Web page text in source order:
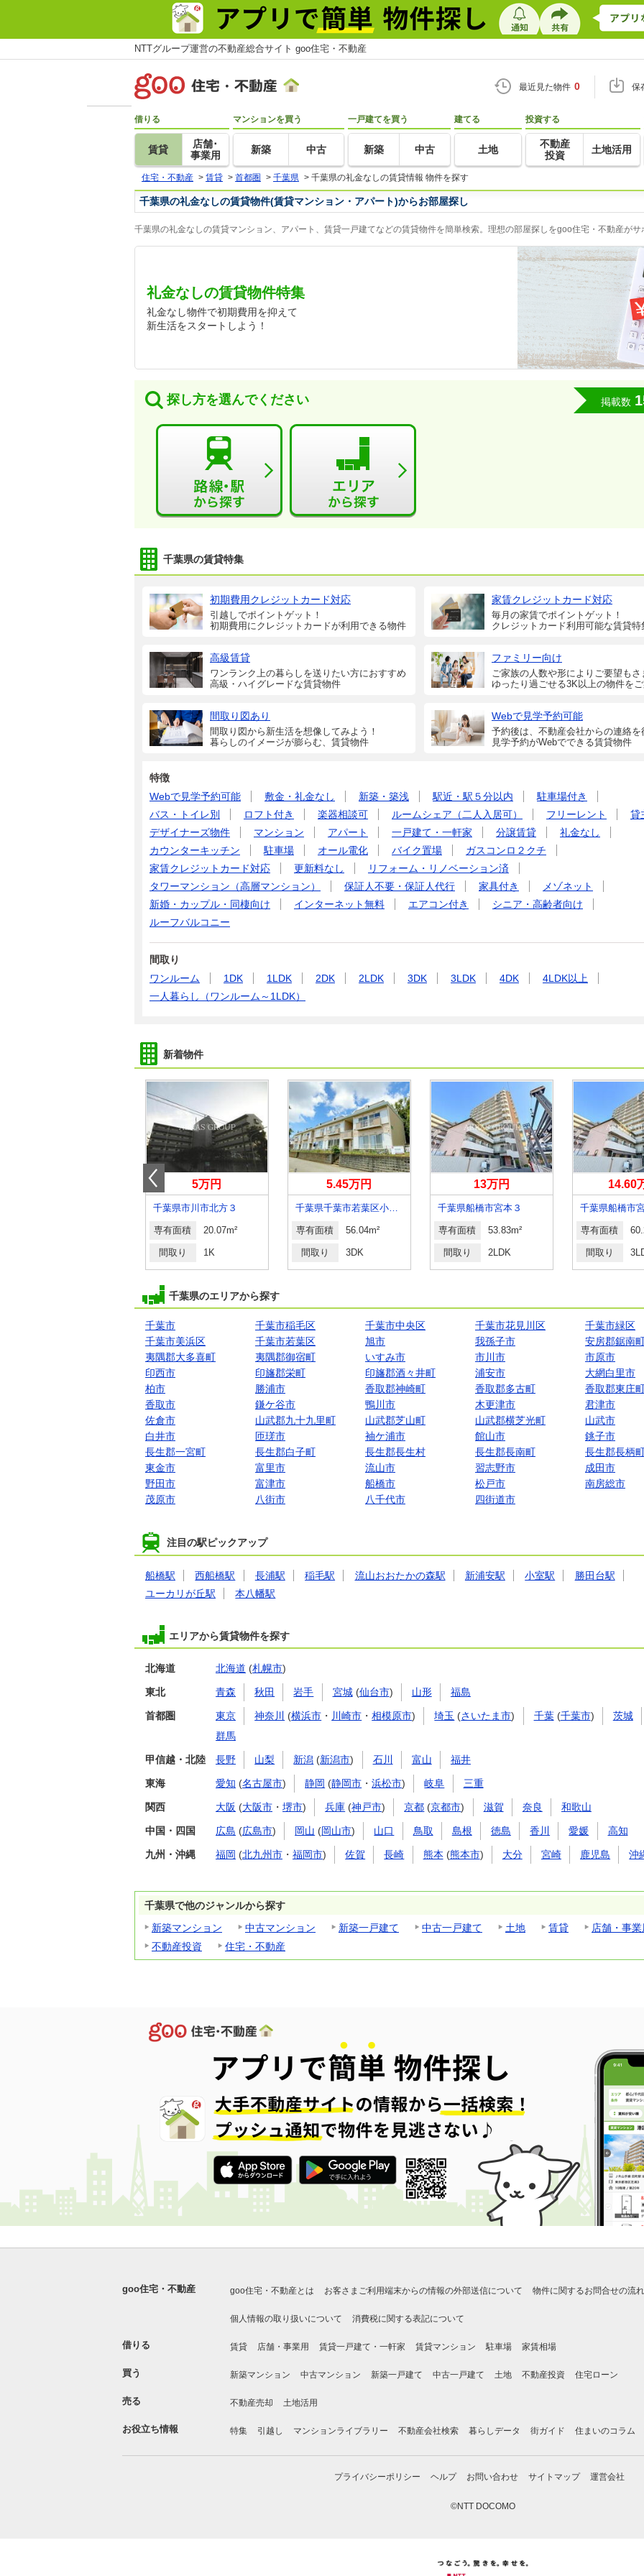
NTTグループ運営の不動産総合サイト goo住宅・不動産
最近見た物件 0 保
借りる
賃貸
店舗･
事業用
マンションを買う
新築 中古
一戸建てを買う
新築 中古
建てる
土地
投資する
不動産
投資
土地活用
住宅・不動産 > 賃貸 > 首都圏 > 千葉県 > 千葉県の礼金なしの賃貸情報 物件を探す
千葉県の礼金なしの賃貸物件(賃貸マンション・アパート)からお部屋探し
千葉県の礼金なしの賃貸マンション、アパート、賃貸一戸建てなどの賃貸物件を簡単検索。理想の部屋探しをgoo住宅・不動産がサ
礼金なしの賃貸物件特集
礼金なし物件で初期費用を抑えて
新生活をスタートしよう！
探し方を選んでください 掲載数
千葉県の賃貸特集
初期費用クレジットカード対応
引越しでポイントゲット！
初期費用にクレジットカードが利用できる物件
家賃クレジットカード対応
毎月の家賃でポイントゲット！
クレジットカード利用可能な賃貸特
高級賃貸
ワンランク上の暮らしを送りたい方におすすめ
高級・ハイグレードな賃貸物件
ファミリー向け
ご家族の人数や形によりご要望もさ
ゆったり過ごせる3K以上の物件をご
間取り図あり
間取り図から新生活を想像してみよう！
暮らしのイメージが膨らむ、賃貸物件
Webで見学予約可能
予約後は、不動産会社からの連絡を
見学予約がWebでできる賃貸物件
特徴
Webで見学予約可能
敷金・礼金なし 新築・築浅 駅近・駅５分以内
駐車場付き
バス・トイレ別
ロフト付き 楽器相談可 ルームシェア（二人入居可） フリーレント
貸
デザイナーズ物件
マンション アパート 一戸建て・一軒家 分譲賃貸
礼金なし
カウンターキッチン
駐車場 オール電化 バイク置場
ガスコンロ２クチ
家賃クレジットカード対応
更新料なし
リフォーム・リノベーション済
タワーマンション（高層マンション）
保証人不要・保証人代行 家具付き
メゾネット
新婚・カップル・同棲向け
インターネット無料 エアコン付き
シニア・高齢者向け
ルーフバルコニー
間取り
ワンルーム
1DK 1LDK 2DK 2LDK 3DK 3LDK 4DK
4LDK以上
一人暮らし（ワンルーム～1LDK）
新着物件
5万円
千葉県市川市北方３
専有面積 20.07m²
間取り 1K
5.45万円
千葉県千葉市若葉区小倉町
専有面積 56.04m²
間取り 3DK
13万円
千葉県船橋市宮本３
専有面積 53.83m²
間取り 2LDK
14.60
千葉県船橋市
専有面積
間取り
千葉県のエリアから探す
千葉市 千葉市稲毛区 千葉市中央区 千葉市花見川区
千葉市緑区
千葉市美浜区
千葉市若葉区 旭市 我孫子市
安房郡鋸南
夷隅郡大多喜町
夷隅郡御宿町 いすみ市 市川市
市原市
印西市
印旛郡栄町 印旛郡酒々井町 浦安市
大網白里市
柏市
勝浦市 香取郡神崎町 香取郡多古町
香取郡東庄
香取市
鎌ケ谷市 鴨川市 木更津市
君津市
佐倉市
山武郡九十九里町 山武郡芝山町 山武郡横芝光町
山武市
白井市
匝瑳市 袖ケ浦市 館山市
銚子市
長生郡一宮町
長生郡白子町 長生郡長生村 長生郡長南町
長生郡長柄
東金市
富里市 流山市 習志野市
成田市
野田市
富津市 船橋市 松戸市
南房総市
茂原市
八街市 八千代市 四街道市
注目の駅ピックアップ
船橋駅 西船橋駅 長浦駅 稲毛駅 流山おおたかの森駅 新浦安駅 小室駅
勝田台駅
ユーカリが丘駅
本八幡駅
エリアから賃貸物件を探す
北海道 北海道 (札幌市)
東北 青森 秋田 岩手 宮城(仙台市) 山形 福島
首都圏 東京 神奈川 (横浜市 ・ 川崎市 ・相模原市) 埼玉 (さいたま市) 千葉(千葉市) 茨城
群馬
甲信越・北陸 長野 山梨 新潟 (新潟市) 石川 富山 福井
東海 愛知 (名古屋市) 静岡 (静岡市 ・浜松市) 岐阜 三重
関西 大阪 (大阪市 ・ 堺市) 兵庫 (神戸市) 京都 (京都市) 滋賀 奈良 和歌山
中国・四国 広島 (広島市) 岡山 (岡山市) 山口 鳥取 島根 徳島 香川 愛媛 高知
九州・沖縄 福岡 (北九州市 ・ 福岡市) 佐賀 長崎 熊本 (熊本市) 大分 宮崎 鹿児島 沖
千葉県で他のジャンルから探す
新築マンション
中古マンション 新築一戸建て 中古一戸建て 土地 賃貸
店舗・事業
不動産投資
住宅・不動産
goo住宅・不動産 goo住宅・不動産とは お客さまご利用端末からの情報の外部送信について 物件に関するお問合せの流れ
個人情報の取り扱いについて 消費税に関する表記について
借りる 賃貸 店舗・事業用 賃貸一戸建て・一軒家 賃貸マンション 駐車場 家賃相場
買う 新築マンション 中古マンション 新築一戸建て 中古一戸建て 土地 不動産投資 住宅ローン
売る 不動産売却 土地活用
お役立ち情報 特集 引越し マンションライブラリー 不動産会社検索 暮らしデータ 街ガイド 住まいのコラム
プライバシーポリシー ヘルプ お問い合わせ サイトマップ 運営会社
©NTT DOCOMO